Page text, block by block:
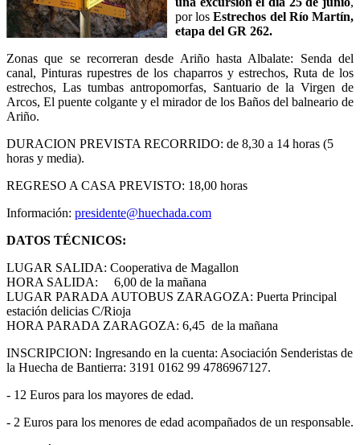
por losEstrechos del Río Martín,
etapa del GR 262.
Zonas que se recorreran desde Ariño hasta Albalate: Senda del
canal, Pinturas rupestres de los chaparros y estrechos, Ruta de los
estrechos, Las tumbas antropomorfas, Santuario de la Virgen de
Arcos, El puente colgante y el mirador de los Baños del balneario de
Ariño.
DURACION PREVISTA RECORRIDO: de 8,30 a 14 horas (5
horas y media).
REGRESO A CASA PREVISTO: 18,00 horas
Información: presidente@huechada.com
DATOS TÉCNICOS:
LUGAR SALIDA: Cooperativa de Magallon
HORA SALIDA: 6,00 de la mañana
LUGAR PARADA AUTOBUS ZARAGOZA: Puerta Principal
estación delicias C/Rioja
HORA PARADA ZARAGOZA: 6,45 de la mañana
INSCRIPCION: Ingresando en la cuenta: Asociación Senderistas de
la Huecha de Bantierra: 3191 0162 99 4786967127.
- 12 Euros para los mayores de edad.
- 2 Euros para los menores de edad acompañados de un responsable.